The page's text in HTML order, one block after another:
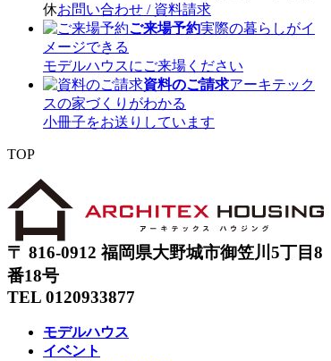
休お問い合わせ / 資料請求
ご来場予約実際の暮らしがイ
メージできる
モデルハウスにご来場ください
資料のご請求アーキテック
スの家づくりがわかる
小冊子をお送りしています
TOP
〒 816-0912 福岡県大野城市御笠川5丁目8
番18号
TEL 0120933877
モデルハウス
イベント